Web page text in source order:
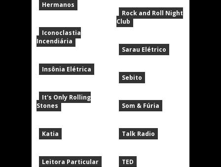
Hermanos
Iconoclastia
Incendiária
Insônia Elétrica
It's Only Rolling
Stones
Katia
Leitora Particular
Rock and Roll Night
Club
Sarau Elétrico
Sebito
Som & Fúria
Talk Radio
TED